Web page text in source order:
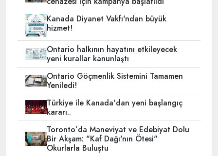
Kanada Diyanet Vakfı'ndan büyük
hizmet!
Ontario halkının hayatını etkileyecek
yeni kurallar kanunlaştı
Ontario Göçmenlik Sistemini Tamamen
Yeniledi!
Türkiye ile Kanada'dan yeni başlangıç
kararı..
Toronto’da Maneviyat ve Edebiyat Dolu
Bir Akşam: "Kaf Dağı'nın Ötesi"
Okurlarla Buluştu